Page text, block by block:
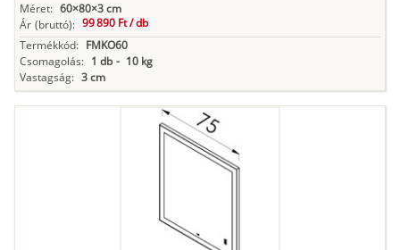
Méret: 60×80×3 cm
Ár (bruttó): 99 890 Ft /db
Termékkód: FMKO60
Csomagolás: 1 db - 10 kg
Vastagság: 3 cm